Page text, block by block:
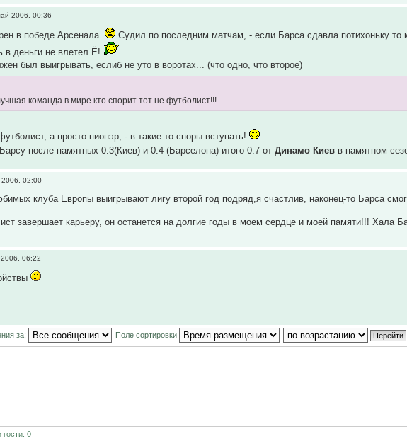
2006, 00:36
в победе Арсенала.
Судил по последним матчам, - если Барса сдавла потихоньку то
в деньги не влетел Ё!
был выигрывать, еслиб не уто в воротах... (что одно, что второе)
команда в мире кто спорит тот не футболист!!!
а просто пионэр, - в такие то споры вступать!
после памятных 0:3(Киев) и 0:4 (Барселона) итого 0:7 отДинамо Киев в памятном
02:00
клуба Европы выигрывают лигу второй год подряд,я счастлив, наконец-то Барса
завершает карьеру, он останется на долгие годы в моем сердце и моей памяти!!! Хала
06:22
за: Поле сортировки
0